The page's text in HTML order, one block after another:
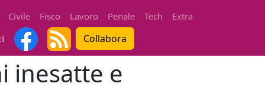
Civile Fisco Lavoro Penale Tech
Extra
Collabora
inesatte e